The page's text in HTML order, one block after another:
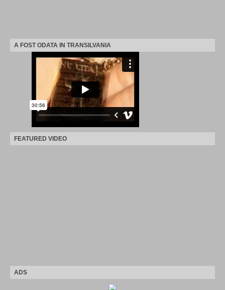
A FOST ODATA IN TRANSILVANIA
FEATURED VIDEO
ADS